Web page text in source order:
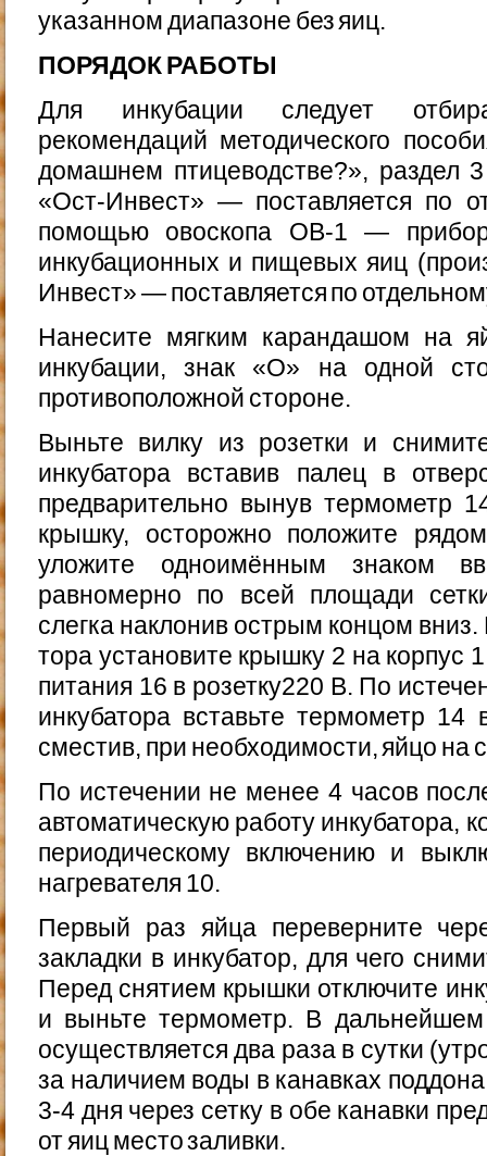
указанном диапазоне без яиц.
ПОРЯДОК РАБОТЫ
Для инкубации следует
рекомендаций методического
домашнем птицеводстве?», раздел
«Ост-Инвест» — поставляется по
помощью овоскопа ОВ-1 —
инкубационных и пищевых яиц
Инвест» — поставляется по
Нанесите мягким карандашом на
инкубации, знак «О» на одной
противоположной стороне.
Выньте вилку из розетки и
инкубатора вставив палец в
предварительно вынув термометр
крышку, осторожно положите
уложите одно­имённым знаком
равномерно по всей площади
слегка наклонив острым концом
тора установите крышку 2 на корпус
питания 16 в розетку220 В. По
инкубатора вставьте термометр
сместив, при необходимости, яйцо на
По истечении не менее 4 часов
автоматическую работу инкубатора,
периодическому включению и
нагревателя 10.
Первый раз яйца переверните
закладки в инкубатор, для чего
Перед снятием крышки отключите
и выньте термометр. В дальнейшем
осуществляется два раза в сутки
за наличием воды в канавках
3-4 дня через сетку в обе канавки
от яиц место заливки.